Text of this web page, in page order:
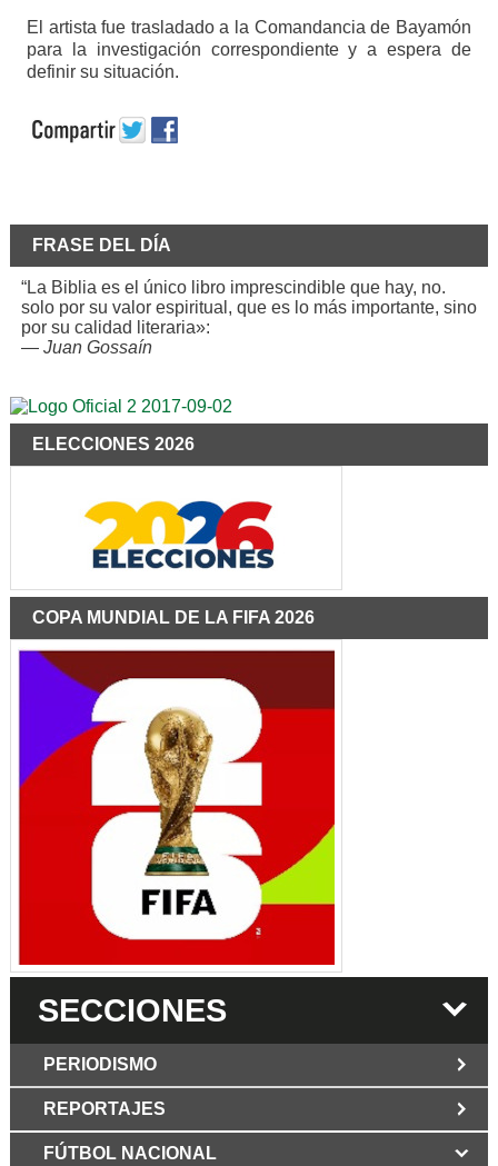
El artista fue trasladado a la Comandancia de Bayamón
para la investigación correspondiente y a espera de
definir su situación.
FRASE DEL DÍA
“La Biblia es el único libro imprescindible que hay, no.
solo por su valor espiritual, que es lo más importante, sino
por su calidad literaria»:
— Juan Gossaín
ELECCIONES 2026
COPA MUNDIAL DE LA FIFA 2026
SECCIONES
PERIODISMO
Los Periodist@s
El silencio del poder. Hay otro mártir de la
REPORTAJES
FÚTBOL NACIONAL